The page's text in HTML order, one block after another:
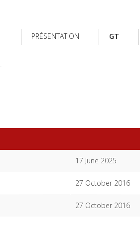
PRÉSENTATION GT
17 June 2025
27 October 2016
27 October 2016